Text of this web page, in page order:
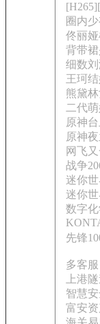
圈内
佟丽
背带裙
细数
王珂
熊黛
二代
原神
原神
网飞
战争
迷你
迷你
数字
先锋
多客服
上港
智慧
富安资